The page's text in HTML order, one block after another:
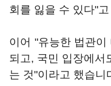
회를 잃을 수 있다"
이어 "유능한 법관이
되고, 국민 입장에서
는 것"이라고 했습니